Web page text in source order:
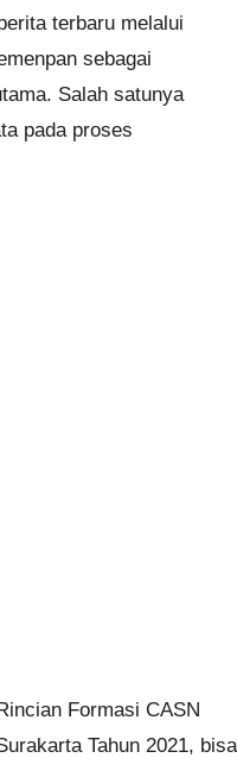
terbaru melalui
sebagai
Salah satunya
pada proses
Formasi CASN
Tahun 2021, bisa